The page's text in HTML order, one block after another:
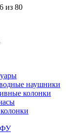
из 80
наушники
колонки